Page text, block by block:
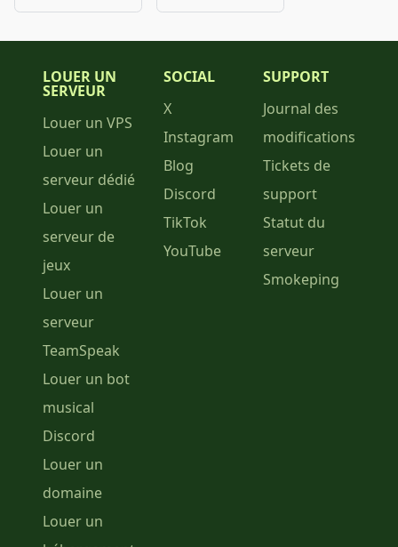
LOUER UN
SERVEUR
Louer un VPS
Louer un
serveur dédié
Louer un
serveur de
jeux
Louer un
serveur
TeamSpeak
Louer un bot
musical
Discord
Louer un
domaine
Louer un
SOCIAL
X
Instagram
Blog
Discord
TikTok
YouTube
SUPPORT
Journal des
modifications
Tickets de
support
Statut du
serveur
Smokeping